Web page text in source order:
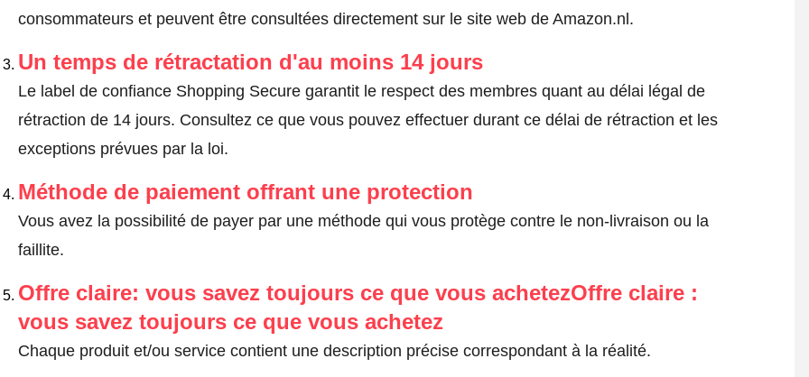
consommateurs et peuvent être consultées directement sur le site web de Amazon.nl.
Un temps de rétractation d'au moins 14 jours
Le label de confiance Shopping Secure garantit le respect des membres quant au délai légal de
rétraction de 14 jours. Consultez ce que vous pouvez effectuer durant ce délai de rétraction et les
exceptions prévues par la loi.
Méthode de paiement offrant une protection
Vous avez la possibilité de payer par une méthode qui vous protège contre le non-livraison ou la
faillite.
Offre claire: vous savez toujours ce que vous achetezOffre claire :
vous savez toujours ce que vous achetez
Chaque produit et/ou service contient une description précise correspondant à la réalité.